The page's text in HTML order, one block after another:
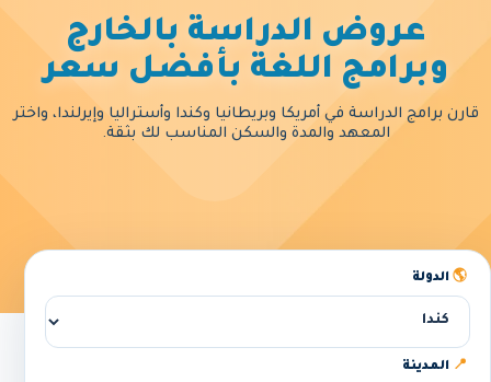
عروض الدراسة بالخارج
وبرامج اللغة بأفضل سعر
قارن برامج الدراسة في أمريكا وبريطانيا وكندا وأستراليا وإيرلندا، واختر
المعهد والمدة والسكن المناسب لك بثقة.
🌎 الدولة
📍 المدينة